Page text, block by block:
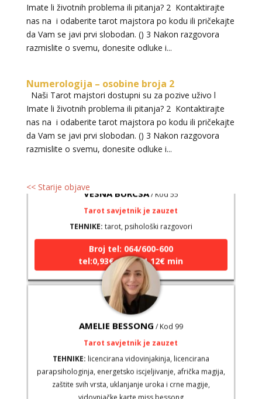
Imate li životnih problema ili pitanja? 2 Kontaktirajte
nas na i odaberite tarot majstora po kodu ili pričekajte
da Vam se javi prvi slobodan. () 3 Nakon razgovora
razmislite o svemu, donesite odluke i...
Numerologija – osobine broja 2
Naši Tarot majstori dostupni su za pozive uživo l
Imate li životnih problema ili pitanja? 2 Kontaktirajte
nas na i odaberite tarot majstora po kodu ili pričekajte
da Vam se javi prvi slobodan. () 3 Nakon razgovora
razmislite o svemu, donesite odluke i...
<< Starije objave
ELA/ Kod 151
Tarot savjetnik je slobodan
TEHNIKE:astrologija, tarot, numerološki tarot, visak, feng
iscjeljivanje anđeoskim energijama
Broj tel: 064/600-600
tel:0,93€ - mob:1,12€ min
VESNA BURCSA
Broj tel: 064/600-600
tel:0,93€ - mob:1,12€ min
AMELIE BESSONG
parapsihologinja, energetsko iscjeljivanje, afrička magija,
zaštite svih vrsta, uklanjanje uroka i crne magije,
vidovnjačke karte miss bessong